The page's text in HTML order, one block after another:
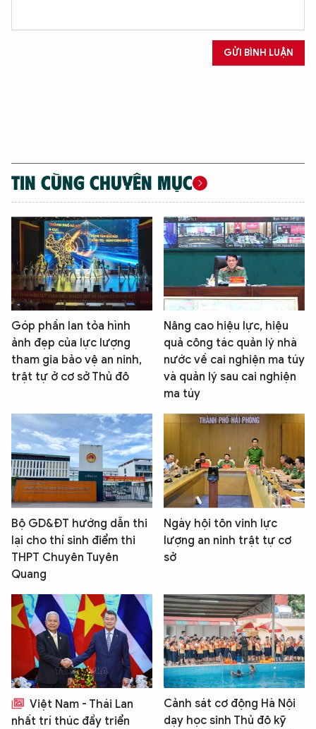
GỬI BÌNH LUẬN
TIN CÙNG CHUYÊN MỤC
Góp phần lan tỏa hình
ảnh đẹp của lực lượng
tham gia bảo vệ an ninh,
trật tự ở cơ sở Thủ đô
Nâng cao hiệu lực, hiệu
quả công tác quản lý nhà
nước về cai nghiện ma túy
và quản lý sau cai nghiện
ma túy
Bộ GD&ĐT hướng dẫn thi
lại cho thí sinh điểm thi
THPT Chuyên Tuyên
Quang
Ngày hội tôn vinh lực
lượng an ninh trật tự cơ
sở
Việt Nam - Thái Lan
nhất trí thúc đẩy triển
Cảnh sát cơ động Hà Nội
dạy học sinh Thủ đô kỹ
Hãy hỏi tôi bất kỳ điều gì bạn cần biết về
An Ninh Thủ Đô nhé. Tôi sẵn sàng hỗ trợ!